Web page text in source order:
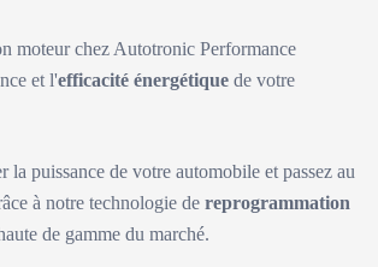
moteur chez Autotronic Performance
et l'efficacité énergétique de votre
la puissance de votre automobile et passez au
à notre technologie de reprogrammation
de gamme du marché.